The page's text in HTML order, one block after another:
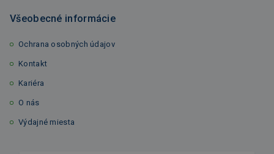
Všeobecné informácie
Ochrana osobných údajov
Kontakt
Kariéra
O nás
Výdajné miesta